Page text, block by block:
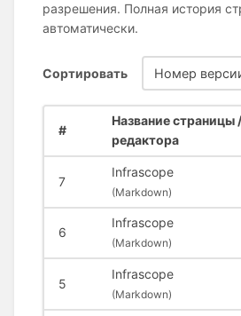
разрешения. Полная история
автоматически.
Сортировать Номер
#
Название страницы
редактора
7
Infrascope
(Markdown)
6
Infrascope
(Markdown)
5
Infrascope
(Markdown)